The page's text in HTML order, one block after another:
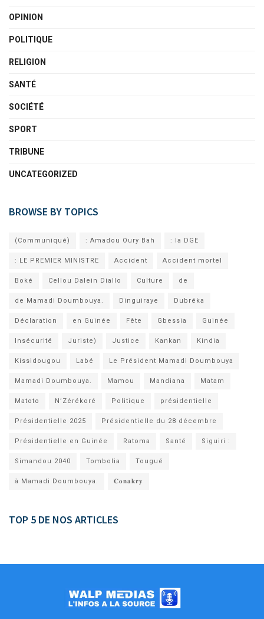
OPINION
POLITIQUE
RELIGION
SANTÉ
SOCIÉTÉ
SPORT
TRIBUNE
UNCATEGORIZED
BROWSE BY TOPICS
(Communiqué) : Amadou Oury Bah : la DGE
: LE PREMIER MINISTRE Accident Accident mortel
Boké Cellou Dalein Diallo Culture de
de Mamadi Doumbouya. Dinguiraye Dubréka
Déclaration en Guinée Fête Gbessia Guinée
Insécurité Juriste) Justice Kankan Kindia
Kissidougou Labé Le Président Mamadi Doumbouya
Mamadi Doumbouya. Mamou Mandiana Matam
Matoto N’Zérékoré Politique présidentielle
Présidentielle 2025 Présidentielle du 28 décembre
Présidentielle en Guinée Ratoma Santé Siguiri :
Simandou 2040 Tombolia Tougué
à Mamadi Doumbouya. 𝐂𝐨𝐧𝐚𝐤𝐫𝐲
TOP 5 DE NOS ARTICLES